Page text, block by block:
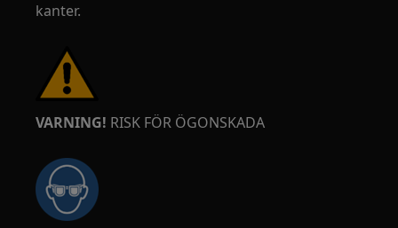
kanter.
VARNING! RISK FÖR ÖGONSKADA